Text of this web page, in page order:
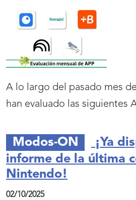
A lo largo del pasado mes
han evaluado las siguientes
Modos-ON
¡Ya
informe de la última
Nintendo!
02/10/2025